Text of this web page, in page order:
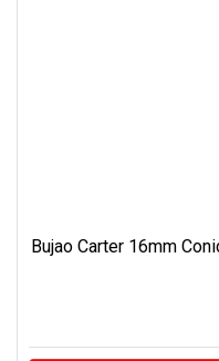
Bujao Carter 16mm